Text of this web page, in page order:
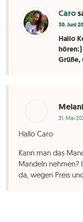
Caro
30. Juni
Hallo
hören:)
Grüße,
31. Mai
Hallo Caro
Kann man das
Mandeln nehmen?
da, wegen Preis